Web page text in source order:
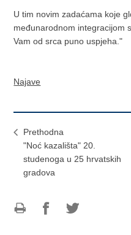
U tim novim zadaćama koje
međunarodnom integracijom
Vam od srca puno uspjeha."
Najave
Prethodna
"Noć kazališta" 20.
studenoga u 25 hrvatskih
gradova